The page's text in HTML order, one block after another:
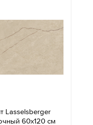
Lasselsberger
60x120 см